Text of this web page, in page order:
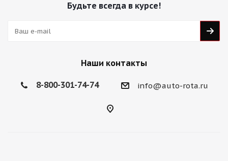
Будьте всегда в курсе!
Наши контакты
8-800-301-74-74 info@auto-rota.ru